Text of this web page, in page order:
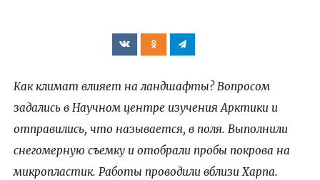
Как климат влияет на ландшафты? Вопросом
задались в Научном центре изучения Арктики и
отправились, что называется, в поля. Выполнили
снегомерную съемку и отобрали пробы покрова на
микропластик. Работы проводили вблизи Харпа.